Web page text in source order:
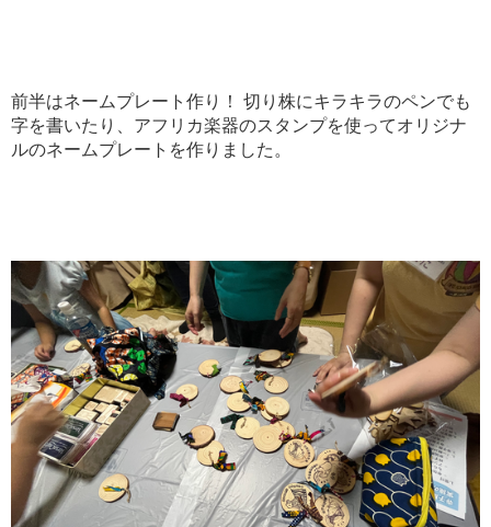
前半はネームプレート作り！ 切り株にキラキラのペンでも
字を書いたり、アフリカ楽器のスタンプを使ってオリジナ
ルのネームプレートを作りました。